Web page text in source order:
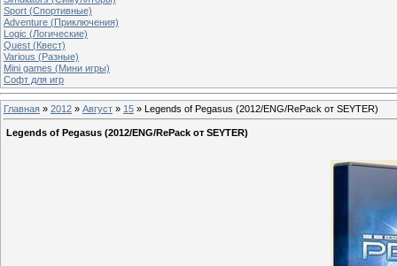
Sport (Спортивные)
Adventure (Приключения)
Logic (Логические)
Quest (Квест)
Various (Разные)
Mini games (Мини игры)
Софт для игр
Главная » 2012 » Август » 15 » Legends of Pegasus (2012/ENG/RePack от SEYTER)
Legends of Pegasus (2012/ENG/RePack от SEYTER)